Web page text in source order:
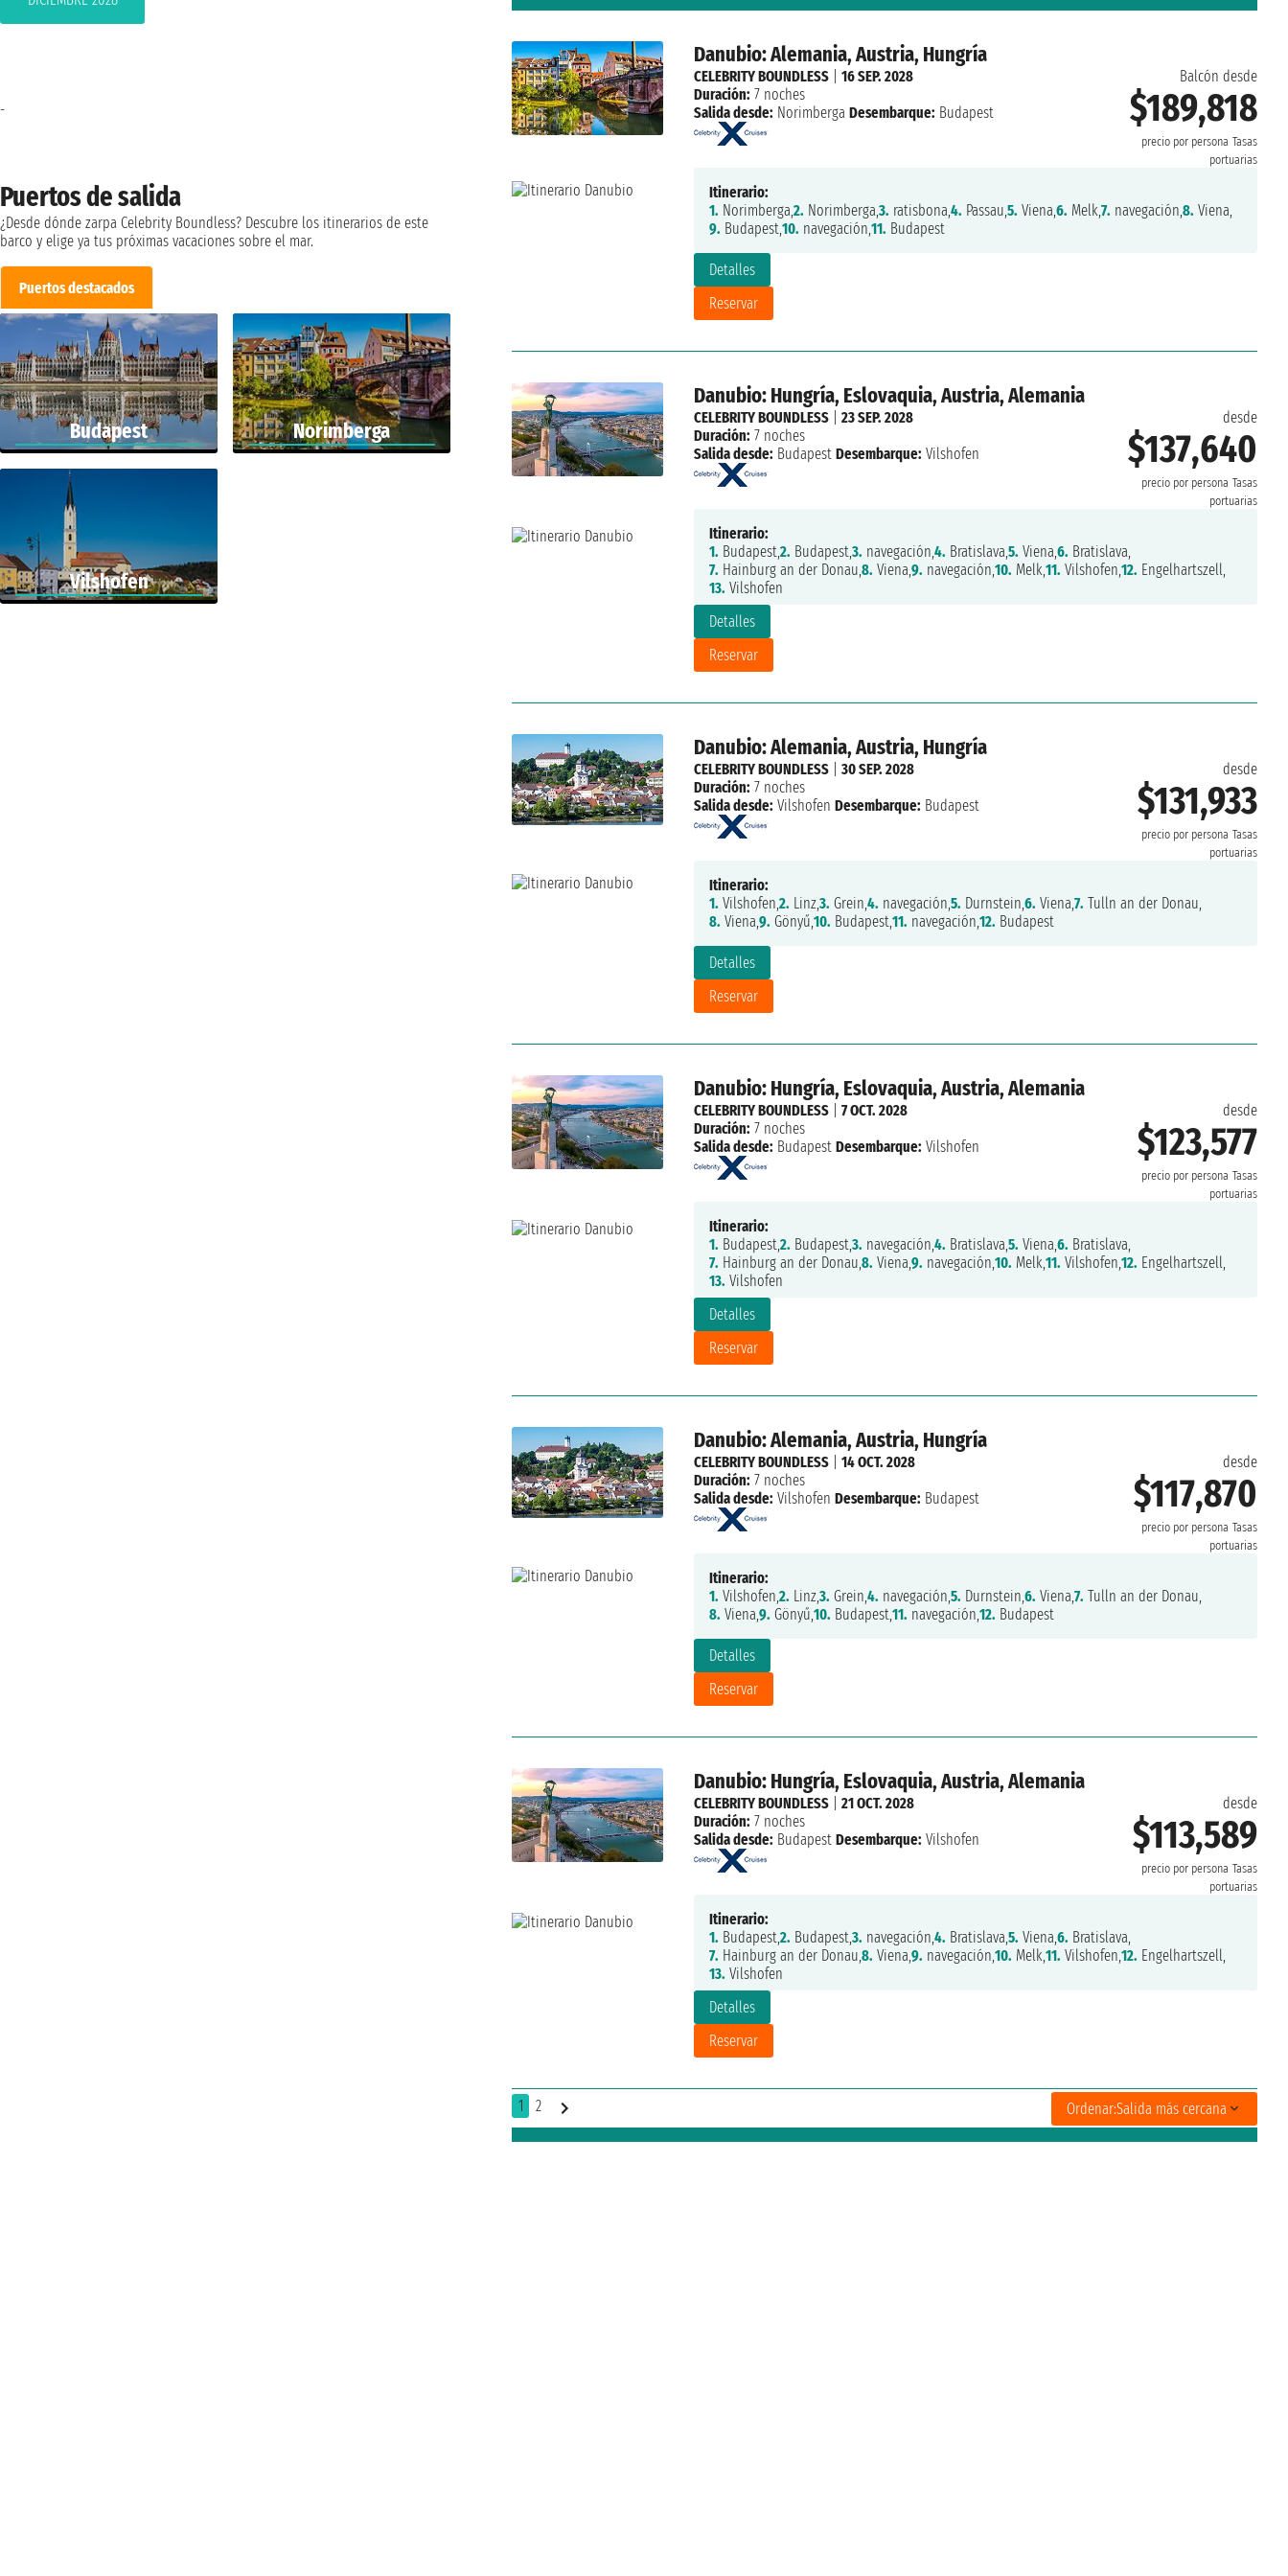
Danubio: Alemania, Austria, Hungría
Balcón desde
$189,818
precio por persona Tasas
portuarias
Detalles
Reservar
CELEBRITY BOUNDLESS| 16 SEP. 2028
Duración: 7 noches
Salida desde: Norimberga Desembarque: Budapest
Itinerario:
1. Norimberga,2. Norimberga,3. ratisbona,4. Passau,5. Viena,6. Melk,7. navegación,8. Viena,
9. Budapest,10. navegación,11. Budapest
Danubio: Hungría, Eslovaquia, Austria, Alemania
desde
$137,640
precio por persona Tasas
portuarias
Detalles
Reservar
CELEBRITY BOUNDLESS| 23 SEP. 2028
Duración: 7 noches
Salida desde: Budapest Desembarque: Vilshofen
Itinerario:
1. Budapest,2. Budapest,3. navegación,4. Bratislava,5. Viena,6. Bratislava,
7. Hainburg an der Donau,8. Viena,9. navegación,10. Melk,11. Vilshofen,12. Engelhartszell,
13. Vilshofen
Danubio: Alemania, Austria, Hungría
desde
$131,933
precio por persona Tasas
portuarias
Detalles
Reservar
CELEBRITY BOUNDLESS| 30 SEP. 2028
Duración: 7 noches
Salida desde: Vilshofen Desembarque: Budapest
Itinerario:
1. Vilshofen,2. Linz,3. Grein,4. navegación,5. Durnstein,6. Viena,7. Tulln an der Donau,
8. Viena,9. Gönyű,10. Budapest,11. navegación,12. Budapest
Danubio: Hungría, Eslovaquia, Austria, Alemania
desde
$123,577
precio por persona Tasas
portuarias
Detalles
Reservar
CELEBRITY BOUNDLESS| 7 OCT. 2028
Duración: 7 noches
Salida desde: Budapest Desembarque: Vilshofen
Itinerario:
1. Budapest,2. Budapest,3. navegación,4. Bratislava,5. Viena,6. Bratislava,
7. Hainburg an der Donau,8. Viena,9. navegación,10. Melk,11. Vilshofen,12. Engelhartszell,
13. Vilshofen
Danubio: Alemania, Austria, Hungría
desde
$117,870
precio por persona Tasas
portuarias
Detalles
Reservar
CELEBRITY BOUNDLESS| 14 OCT. 2028
Duración: 7 noches
Salida desde: Vilshofen Desembarque: Budapest
Itinerario:
1. Vilshofen,2. Linz,3. Grein,4. navegación,5. Durnstein,6. Viena,7. Tulln an der Donau,
8. Viena,9. Gönyű,10. Budapest,11. navegación,12. Budapest
Danubio: Hungría, Eslovaquia, Austria, Alemania
desde
$113,589
precio por persona Tasas
portuarias
Detalles
Reservar
CELEBRITY BOUNDLESS| 21 OCT. 2028
Duración: 7 noches
Salida desde: Budapest Desembarque: Vilshofen
Itinerario:
1. Budapest,2. Budapest,3. navegación,4. Bratislava,5. Viena,6. Bratislava,
7. Hainburg an der Donau,8. Viena,9. navegación,10. Melk,11. Vilshofen,12. Engelhartszell,
13. Vilshofen
1 2 Ordenar:Salida más cercana
Puertos de salida
¿Desde dónde zarpa Celebrity Boundless? Descubre los itinerarios de este
barco y elige ya tus próximas vacaciones sobre el mar.
Puertos destacados
Budapest Norimberga
Vilshofen
-